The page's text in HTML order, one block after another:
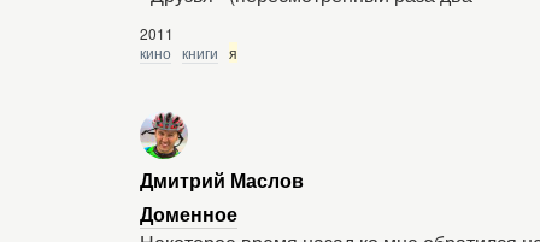
2011
кино книги я
Дмитрий Маслов
Доменное